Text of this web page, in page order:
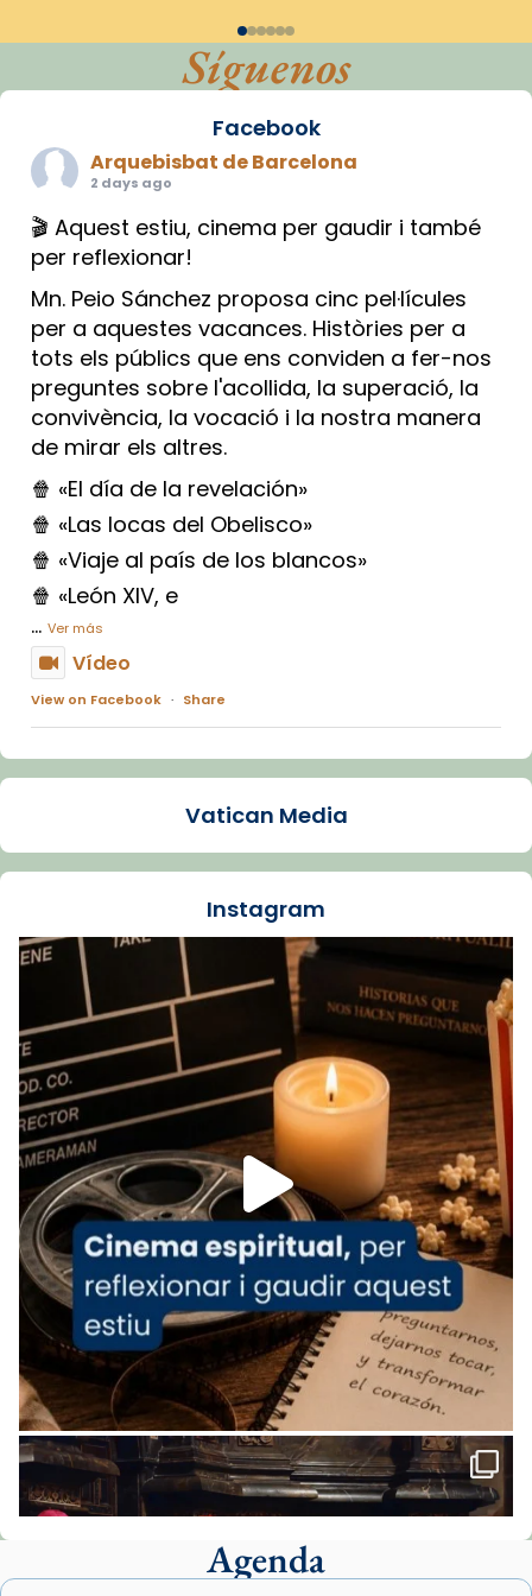
Síguenos
Facebook
Arquebisbat de Barcelona
2 days ago
🎬 Aquest estiu, cinema per gaudir i també
per reflexionar!
Mn. Peio Sánchez proposa cinc pel·lícules
per a aquestes vacances. Històries per a
tots els públics que ens conviden a fer-nos
preguntes sobre l'acollida, la superació, la
convivència, la vocació i la nostra manera
de mirar els altres.
🍿 «El día de la revelación»
🍿 «Las locas del Obelisco»
🍿 «Viaje al país de los blancos»
🍿 «León XIV, e
... Ver más
Vídeo
View on Facebook · Share
Arquebisbat de Barcelona
La Carmina va patir depressió. Fa gairebé
dos mesos, a l'Estadi Lluís Companys, la
Recupera l'entrevista comp
Vatican
tican News 👇
www.vaticannews.va/es/iglesia/news/2026-
07/carmina-historia-depresion-papa-viaje-
espana-testimoni...
Foto
View on Facebook · Share
Arquebisbat de Barcelona
1 week ago
«Avui les santes Juliana i Semproniana ens
ajuden a alçar la mirada»
Mons. Sergi Gordo, bisbe de Tortosa, ha
presidit aquest 27 de juliol la missa de Les
Santes de Mataró.
🔗tinyurl.com/cvu5jmbk
📸 J. Merino
Vatican Media
Instagram
Agenda